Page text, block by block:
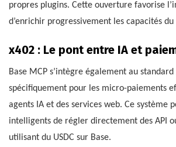
propres plugins. Cette ouverture favorise
d’enrichir progressivement les capacités du
x402 : Le pont entre IA et
Base MCP s’intègre également au
spécifiquement pour les micro-paiements
agents IA et des services web. Ce système
intelligents de régler directement des API
utilisant du USDC sur Base.